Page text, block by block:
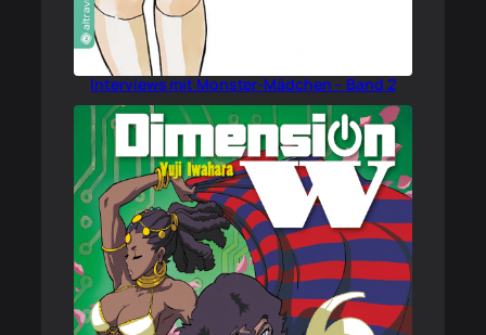
Interviews mit Monster-Mädchen – Band 2